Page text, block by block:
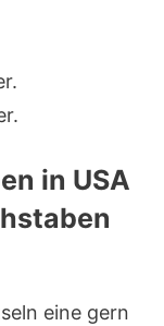
in USA
eine gern